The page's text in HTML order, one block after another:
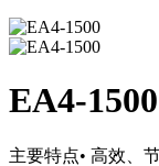
EA4-1500
主要特点• 高效、